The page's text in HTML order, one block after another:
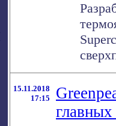
15.11.2018
17:15